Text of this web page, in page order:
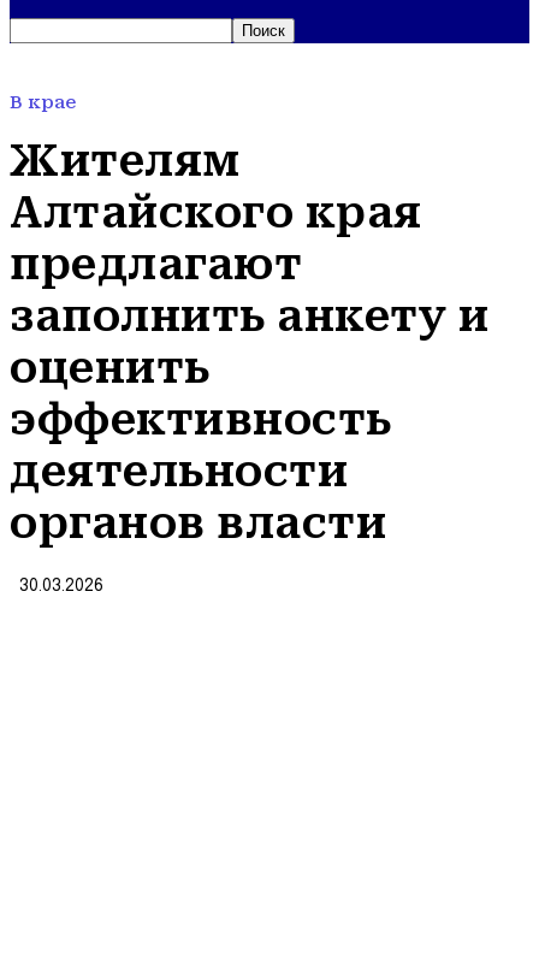
В крае
Жителям
Алтайского края
предлагают
заполнить анкету и
оценить
эффективность
деятельности
органов власти
30.03.2026